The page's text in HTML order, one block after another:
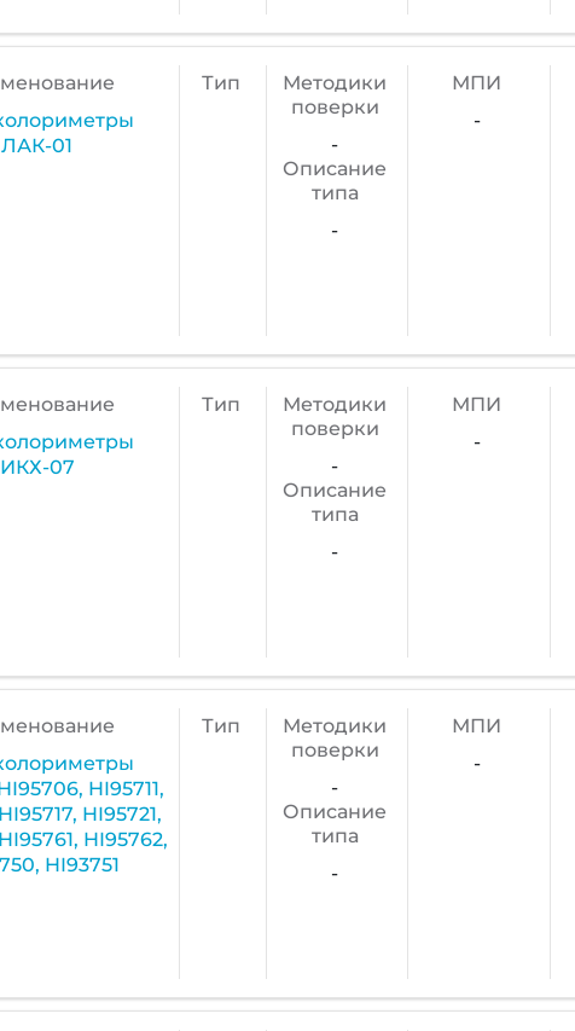
ЛАК-01
Тип
Методики
поверки
-
Описание
типа
-
МПИ
-
ИКХ-07
Тип
Методики
поверки
-
Описание
типа
-
МПИ
-
HI95711,
HI95721,
HI95762,
HI93751
Тип
Методики
поверки
-
Описание
типа
-
МПИ
-